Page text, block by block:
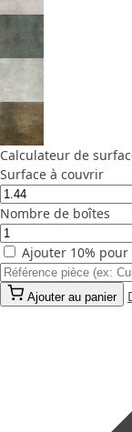
Calculateur de
Surface à couvrir
Nombre de boîtes
Ajouter 10% pour
Ajouter au panier